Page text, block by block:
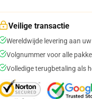
Veilige transactie
Wereldwijde levering aan
Volgnummer voor alle
Volledige terugbetaling als